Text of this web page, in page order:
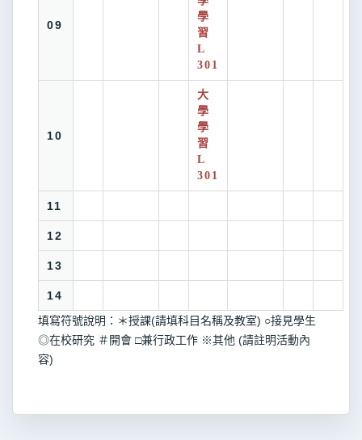
09
學
習
L
301
10
大
學
學
習
L
301
11
12
13
14
填寫符號說明：＊授課(請填科目名稱及教室) ○接見學生
◎在校研究 ＃開會 □兼行政工作 ※其他 (請註明活動內
容)